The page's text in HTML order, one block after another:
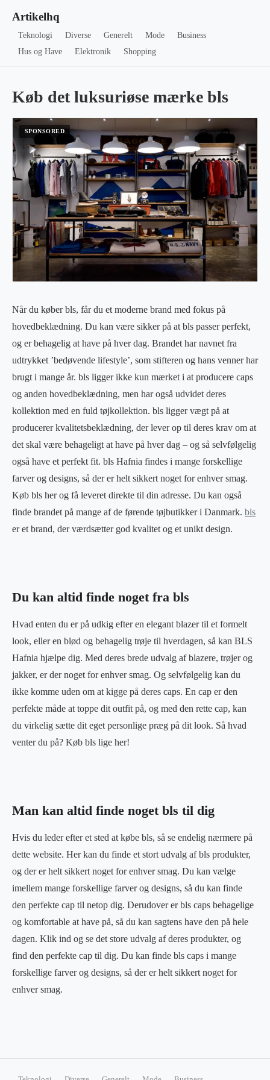
Artikelhq
Teknologi Diverse Generelt Mode
Business
Hus og Have
Elektronik Shopping
Køb det luksuriøse mærke bls
Når du køber bls, får du et moderne brand med fokus på
hovedbeklædning. Du kan være sikker på at bls passer perfekt,
og er behagelig at have på hver dag. Brandet har navnet fra
udtrykket ’bedøvende lifestyle’, som stifteren og hans venner har
brugt i mange år. bls ligger ikke kun mærket i at producere caps
og anden hovedbeklædning, men har også udvidet deres
kollektion med en fuld tøjkollektion. bls ligger vægt på at
producerer kvalitetsbeklædning, der lever op til deres krav om at
det skal være behageligt at have på hver dag – og så selvfølgelig
også have et perfekt fit. bls Hafnia findes i mange forskellige
farver og designs, så der er helt sikkert noget for enhver smag.
Køb bls her og få leveret direkte til din adresse. Du kan også
finde brandet på mange af de førende tøjbutikker i Danmark. bls
er et brand, der værdsætter god kvalitet og et unikt design.
Du kan altid finde noget fra bls
Hvad enten du er på udkig efter en elegant blazer til et formelt
look, eller en blød og behagelig trøje til hverdagen, så kan BLS
Hafnia hjælpe dig. Med deres brede udvalg af blazere, trøjer og
jakker, er der noget for enhver smag. Og selvfølgelig kan du
ikke komme uden om at kigge på deres caps. En cap er den
perfekte måde at toppe dit outfit på, og med den rette cap, kan
du virkelig sætte dit eget personlige præg på dit look. Så hvad
venter du på? Køb bls lige her!
Man kan altid finde noget bls til dig
Hvis du leder efter et sted at købe bls, så se endelig nærmere på
dette website. Her kan du finde et stort udvalg af bls produkter,
og der er helt sikkert noget for enhver smag. Du kan vælge
imellem mange forskellige farver og designs, så du kan finde
den perfekte cap til netop dig. Derudover er bls caps behagelige
og komfortable at have på, så du kan sagtens have den på hele
dagen. Klik ind og se det store udvalg af deres produkter, og
find den perfekte cap til dig. Du kan finde bls caps i mange
forskellige farver og designs, så der er helt sikkert noget for
enhver smag.